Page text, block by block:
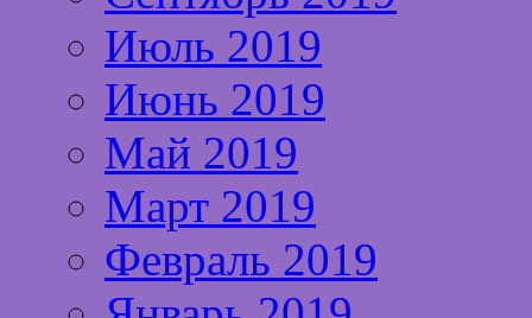
Июль 2019
Июнь 2019
Май 2019
Март 2019
Февраль 2019